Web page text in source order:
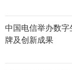
中国电信举办数
牌及创新成果